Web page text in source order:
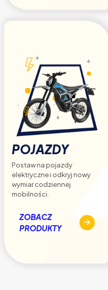
POJAZDY
Postaw na pojazdy
elektryczne i odkryj nowy
wymiar codziennej
mobilności.
ZOBACZ
PRODUKTY